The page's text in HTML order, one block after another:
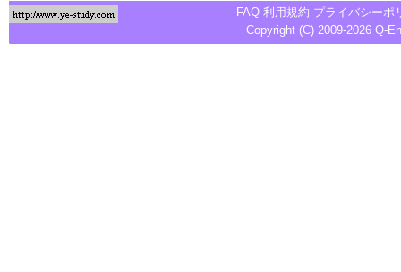
FAQ 利用規約 プライバシーポ
Copyright (C) 2009-2026 Q-